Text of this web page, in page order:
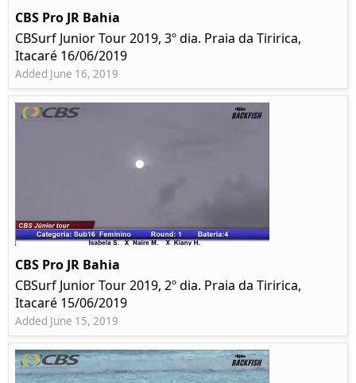
CBS Pro JR Bahia
CBSurf Junior Tour 2019, 3º dia. Praia da Tiririca,
Itacaré 16/06/2019
Added June 16, 2019
CBS Pro JR Bahia
CBSurf Junior Tour 2019, 2º dia. Praia da Tiririca,
Itacaré 15/06/2019
Added June 15, 2019